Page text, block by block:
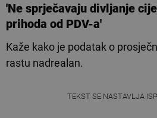
'Ne sprječavaju divljanje
prihoda od PDV-a'
Kaže kako je podatak o
rastu nadrealan.
TEKST SE NASTAVLJA